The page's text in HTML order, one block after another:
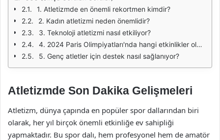
1. Atletizmde en önemli rekortmen kimdir?
2. Kadın atletizmi neden önemlidir?
3. Teknoloji atletizmi nasıl etkiliyor?
4. 2024 Paris Olimpiyatları'nda hangi etkinlikler olacak?
5. Genç atletler için destek nasıl sağlanıyor?
Atletizmde Son Dakika Gelişmeleri
Atletizm, dünya çapında en popüler spor dallarından biri
olarak, her yıl birçok önemli etkinliğe ev sahipliği
yapmaktadır. Bu spor dalı, hem profesyonel hem de amatör